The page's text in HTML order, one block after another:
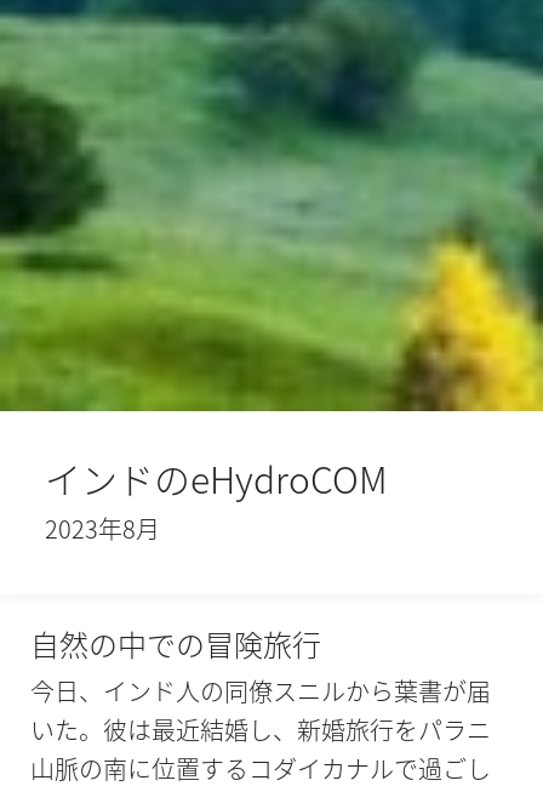
インドのeHydroCOM
2023年8月
自然の中での冒険旅行
今日、インド人の同僚スニルから葉書が届
いた。彼は最近結婚し、新婚旅行をパラニ
山脈の南に位置するコダイカナルで過ごし